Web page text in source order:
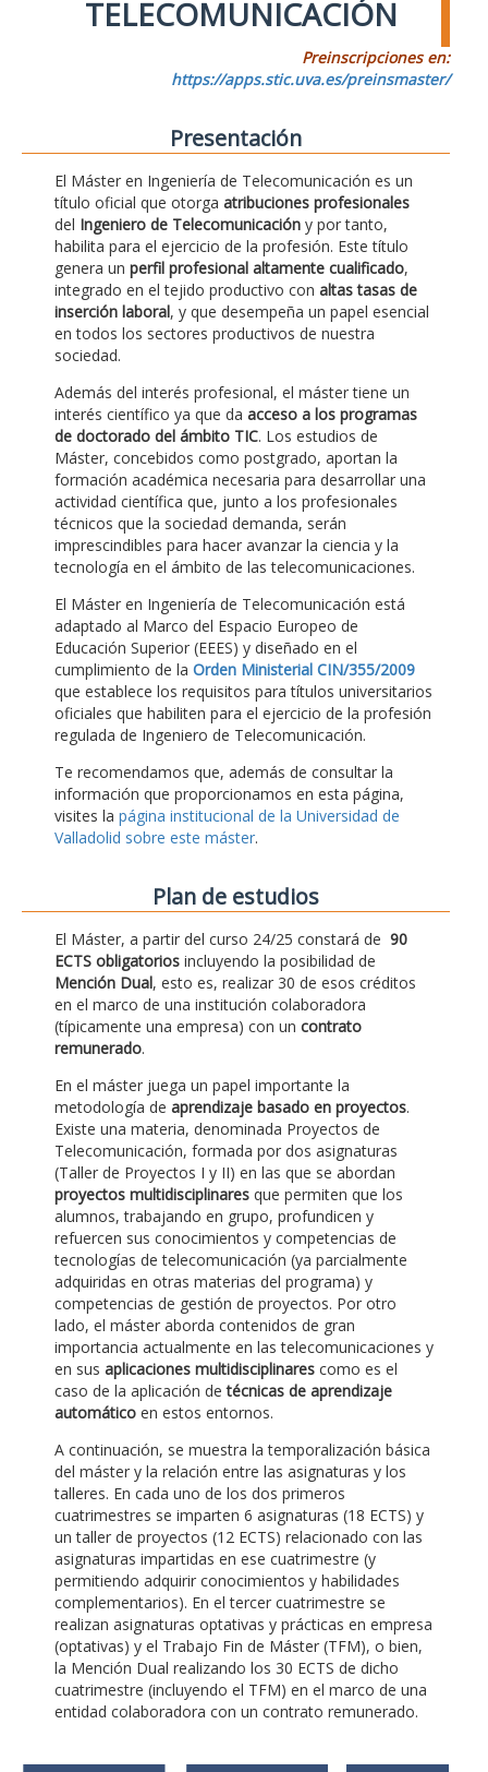
TELECOMUNICACIÓN
Preinscripciones en:
https://apps.stic.uva.es/preinsmaster/
Presentación
El Máster en Ingeniería de Telecomunicación es un
título oficial que otorga atribuciones profesionales
del Ingeniero de Telecomunicación y por tanto,
habilita para el ejercicio de la profesión. Este título
genera un perfil profesional altamente cualificado,
integrado en el tejido productivo con altas tasas de
inserción laboral, y que desempeña un papel esencial
en todos los sectores productivos de nuestra
sociedad.
Además del interés profesional, el máster tiene un
interés científico ya que da acceso a los programas
de doctorado del ámbito TIC. Los estudios de
Máster, concebidos como postgrado, aportan la
formación académica necesaria para desarrollar una
actividad científica que, junto a los profesionales
técnicos que la sociedad demanda, serán
imprescindibles para hacer avanzar la ciencia y la
tecnología en el ámbito de las telecomunicaciones.
El Máster en Ingeniería de Telecomunicación está
adaptado al Marco del Espacio Europeo de
Educación Superior (EEES) y diseñado en el
cumplimiento de la Orden Ministerial CIN/355/2009
que establece los requisitos para títulos universitarios
oficiales que habiliten para el ejercicio de la profesión
regulada de Ingeniero de Telecomunicación.
Te recomendamos que, además de consultar la
información que proporcionamos en esta página,
visites la página institucional de la Universidad de
Valladolid sobre este máster.
Plan de estudios
El Máster, a partir del curso 24/25 constará de 90
ECTS obligatorios incluyendo la posibilidad de
Mención Dual, esto es, realizar 30 de esos créditos
en el marco de una institución colaboradora
(típicamente una empresa) con un contrato
remunerado.
En el máster juega un papel importante la
metodología de aprendizaje basado en proyectos.
Existe una materia, denominada Proyectos de
Telecomunicación, formada por dos asignaturas
(Taller de Proyectos I y II) en las que se abordan
proyectos multidisciplinares que permiten que los
alumnos, trabajando en grupo, profundicen y
refuercen sus conocimientos y competencias de
tecnologías de telecomunicación (ya parcialmente
adquiridas en otras materias del programa) y
competencias de gestión de proyectos. Por otro
lado, el máster aborda contenidos de gran
importancia actualmente en las telecomunicaciones y
en sus aplicaciones multidisciplinares como es el
caso de la aplicación detécnicas de aprendizaje
automático en estos entornos.
A continuación, se muestra la temporalización básica
del máster y la relación entre las asignaturas y los
talleres. En cada uno de los dos primeros
cuatrimestres se imparten 6 asignaturas (18 ECTS) y
un taller de proyectos (12 ECTS) relacionado con las
asignaturas impartidas en ese cuatrimestre (y
permitiendo adquirir conocimientos y habilidades
complementarios). En el tercer cuatrimestre se
realizan asignaturas optativas y prácticas en empresa
(optativas) y el Trabajo Fin de Máster (TFM), o bien,
la Mención Dual realizando los 30 ECTS de dicho
cuatrimestre (incluyendo el TFM) en el marco de una
entidad colaboradora con un contrato remunerado.